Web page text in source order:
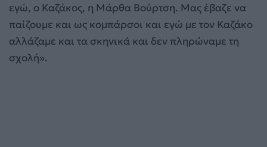
εγώ, ο Καζάκος, η Μάρθα Βούρτση. Μας έβαζε να
παίζουμε και ως κομπάρσοι και εγώ με τον Καζάκο
αλλάζαμε και τα σκηνικά και δεν πληρώναμε τη
σχολή».